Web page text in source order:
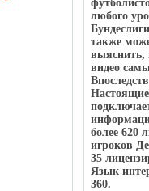
любого
также
выяснить,
видео
более 620
игроков
35
Язык
360.